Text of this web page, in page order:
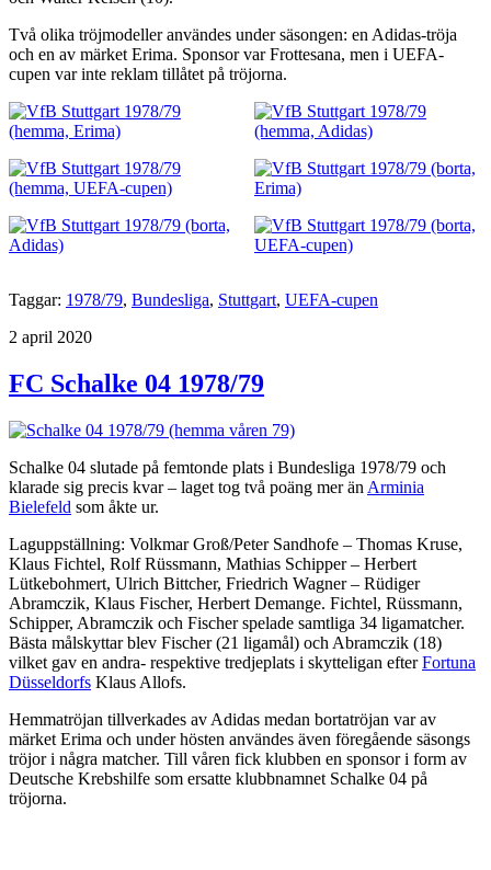
Två olika tröjmodeller användes under säsongen: en Adidas-tröja
och en av märket Erima. Sponsor var Frottesana, men i UEFA-
cupen var inte reklam tillåtet på tröjorna.
Taggar: 1978/79, Bundesliga, Stuttgart, UEFA-cupen
Publicerat
2 april 2020
FC Schalke 04 1978/79
Schalke 04 slutade på femtonde plats i Bundesliga 1978/79 och
klarade sig precis kvar – laget tog två poäng mer än Arminia
Bielefeld som åkte ur.
Laguppställning: Volkmar Groß/Peter Sandhofe – Thomas Kruse,
Klaus Fichtel, Rolf Rüssmann, Mathias Schipper – Herbert
Lütkebohmert, Ulrich Bittcher, Friedrich Wagner – Rüdiger
Abramczik, Klaus Fischer, Herbert Demange. Fichtel, Rüssmann,
Schipper, Abramczik och Fischer spelade samtliga 34 ligamatcher.
Bästa målskyttar blev Fischer (21 ligamål) och Abramczik (18)
vilket gav en andra- respektive tredjeplats i skytteligan efterFortuna
Düsseldorfs Klaus Allofs.
Hemmatröjan tillverkades av Adidas medan bortatröjan var av
märket Erima och under hösten användes även föregående säsongs
tröjor i några matcher. Till våren fick klubben en sponsor i form av
Deutsche Krebshilfe som ersatte klubbnamnet Schalke 04 på
tröjorna.